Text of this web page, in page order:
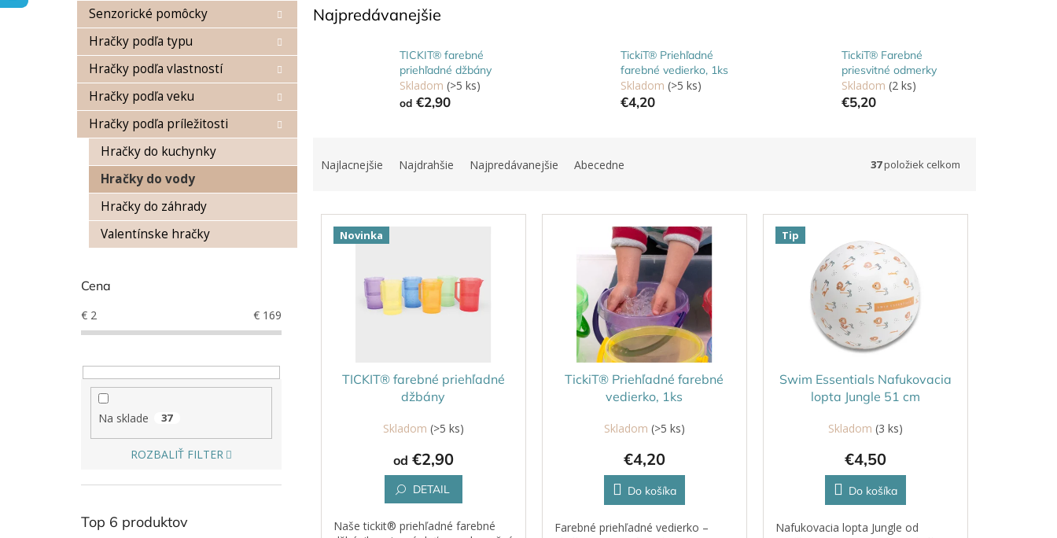
Senzorické pomôcky
Hračky podľa typu
Hračky podľa vlastností
Hračky podľa veku
Hračky podľa príležitosti
Hračky do kuchynky
Hračky do vody
Hračky do záhrady
Valentínske hračky
Cena
€ 2 € 169
Na sklade 37
ROZBALIŤ FILTER
Top 6 produktov
Najpredávanejšie
TICKIT® farebné
priehľadné džbány
Skladom (>5 ks)
od €2,90
TickiT® Priehľadné
farebné vedierko, 1ks
Skladom (>5 ks)
€4,20
TickiT® Farebné
priesvitné odmerky
Skladom (2 ks)
€5,20
n
Najlacnejšie Najdrahšie Najpredávanejšie Abecedne 37položiek celkom
V
Novinka
TICKIT® farebné priehľadné
džbány
Skladom (>5 ks)
od €2,90
DETAIL
Naše tickit® priehľadné farebné
TickiT® Priehľadné farebné
vedierko, 1ks
Skladom (>5 ks)
€4,20
Do košíka
Farebné priehľadné vedierko –
Tip
Swim Essentials Nafukovacia
lopta Jungle 51 cm
Skladom (3 ks)
€4,50
Do košíka
Nafukovacia lopta Jungle od